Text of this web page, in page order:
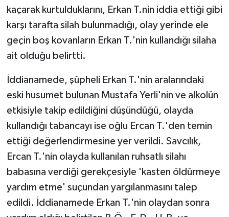
kaçarak kurtulduklarını, Erkan T.nin iddia ettiği gibi
karşı tarafta silah bulunmadığı, olay yerinde ele
geçin boş kovanların Erkan T.'nin kullandığı silaha
ait olduğu belirtti.
İddianamede, şüpheli Erkan T.'nin aralarındaki
eski husumet bulunan Mustafa Yerli'nin ve alkolün
etkisiyle takip edildiğini düşündüğü, olayda
kullandığı tabancayı ise oğlu Ercan T.'den temin
ettiği değerlendirmesine yer verildi. Savcılık,
Ercan T.'nin olayda kullanılan ruhsatlı silahı
babasına verdiği gerekçesiyle 'kasten öldürmeye
yardım etme' suçundan yargılanmasını talep
edildi. İddianamede Erkan T.'nin olaydan sonra